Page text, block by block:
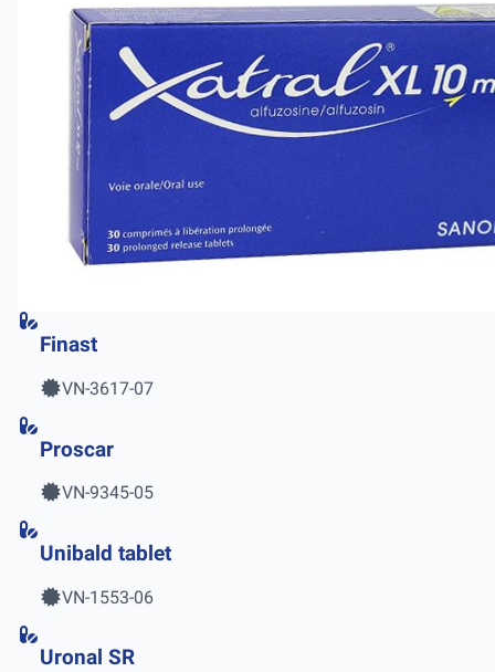
Finast
VN-3617-07
Proscar
VN-9345-05
Unibald tablet
VN-1553-06
Uronal SR